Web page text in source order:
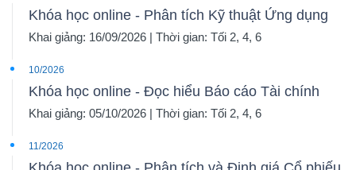
Khóa học online - Phân tích Kỹ thuật Ứng dụng
Khai giảng: 16/09/2026 | Thời gian: Tối 2, 4, 6
10/2026
Khóa học online - Đọc hiểu Báo cáo Tài chính
Khai giảng: 05/10/2026 | Thời gian: Tối 2, 4, 6
11/2026